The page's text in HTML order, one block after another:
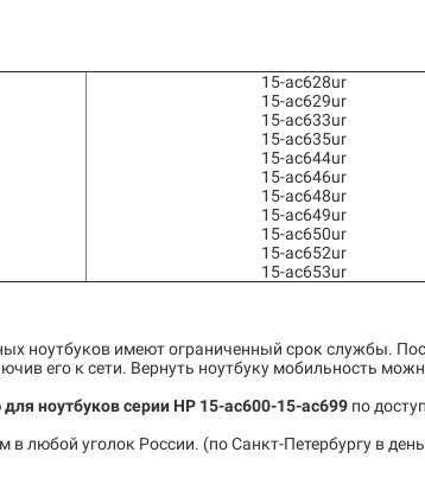
15-ac628ur
15-ac629ur
15-ac633ur
15-ac635ur
15-ac644ur
15-ac646ur
15-ac648ur
15-ac649ur
15-ac650ur
15-ac652ur
15-ac653ur
ноутбуков имеют ограниченный срок службы.
его к сети. Вернуть ноутбуку мобильность
ноутбуков серии HP 15-ac600-15-ac699 по
любой уголок России. (по Санкт-Петербургу в